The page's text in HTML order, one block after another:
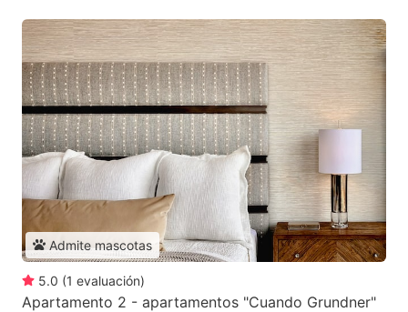
Admite mascotas
5.0 (1 evaluación)
Apartamento 2 - apartamentos "Cuando Grundner"